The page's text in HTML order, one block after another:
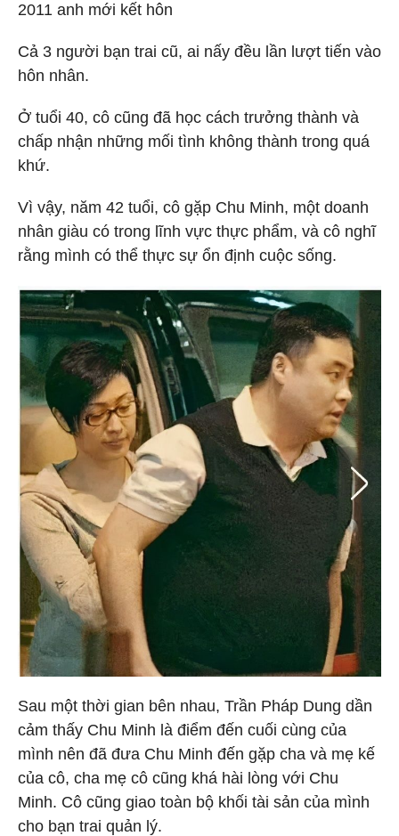
2011 anh mới kết hôn
Cả 3 người bạn trai cũ, ai nấy đều lần lượt tiến vào
hôn nhân.
Ở tuổi 40, cô cũng đã học cách trưởng thành và
chấp nhận những mối tình không thành trong quá
khứ.
Vì vậy, năm 42 tuổi, cô gặp Chu Minh, một doanh
nhân giàu có trong lĩnh vực thực phẩm, và cô nghĩ
rằng mình có thể thực sự ổn định cuộc sống.
Sau một thời gian bên nhau, Trần Pháp Dung dần
cảm thấy Chu Minh là điểm đến cuối cùng của
mình nên đã đưa Chu Minh đến gặp cha và mẹ kế
của cô, cha mẹ cô cũng khá hài lòng với Chu
Minh. Cô cũng giao toàn bộ khối tài sản của mình
cho bạn trai quản lý.